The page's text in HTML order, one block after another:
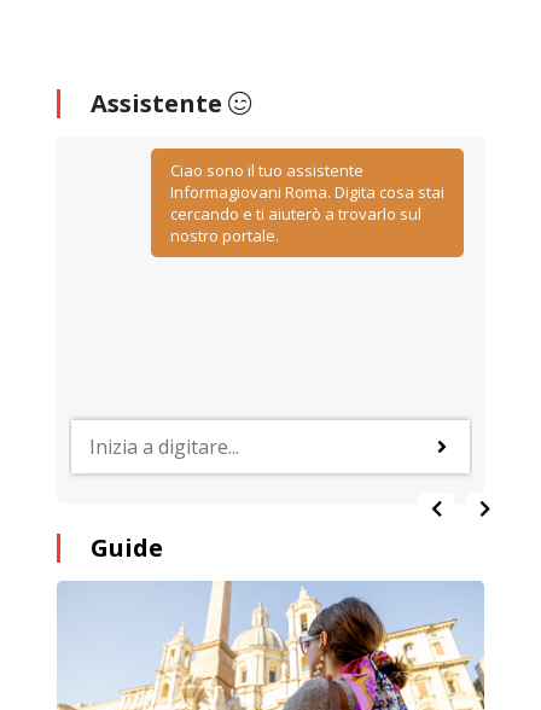
Assistente
Ciao sono il tuo assistente
Informagiovani Roma. Digita cosa stai
cercando e ti aiuterò a trovarlo sul
nostro portale.
Guide